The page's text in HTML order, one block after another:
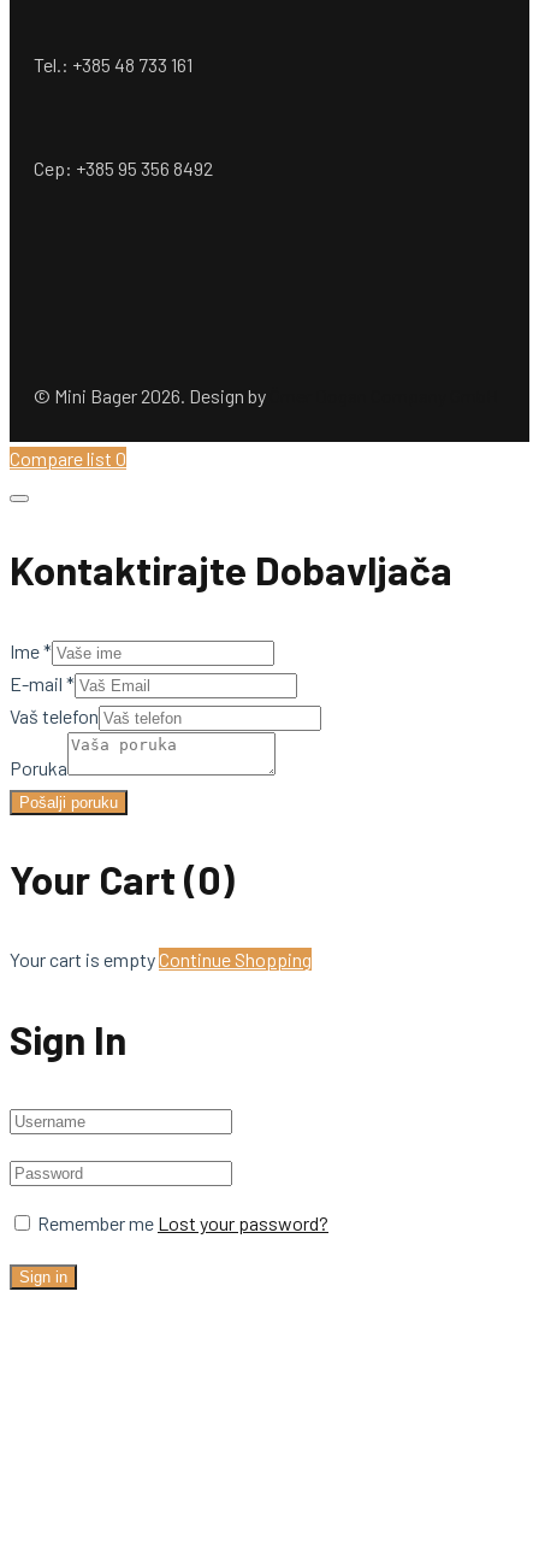
Tel.: +385 48 733 161
Cep: +385 95 356 8492
© Mini Bager 2026. Design by
Compare list 0
Kontaktirajte Dobavljača
Ime*
E-mail *
Vaš telefon
Poruka
Pošalji poruku
Your Cart (0)
Your cart is emptyContinue Shopping
Sign In
Remember me Lost your password?
Sign in